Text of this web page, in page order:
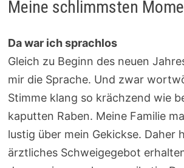
Meine schlimmsten
Da war ich sprachlos
Gleich zu Beginn des neuen
mir die Sprache. Und zwar
Stimme klang so krächzend wie
kaputten Raben. Meine Familie
lustig über mein Gekickse. Daher
ärztliches Schweigegebot